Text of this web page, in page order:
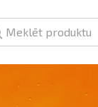
Meklēt produktu